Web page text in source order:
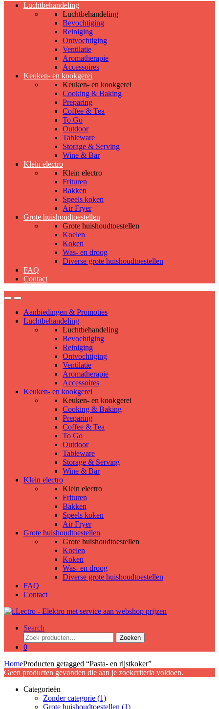
Luchtbehandeling
Luchtbehandeling
Bevochtiging
Reiniging
Ontvochtiging
Ventilatie
Aromatherapie
Accessoires
Keuken- en kookgerei
Keuken- en kookgerei
Cooking & Baking
Preparing
Coffee & Tea
To Go
Outdoor
Tableware
Storage & Serving
Wine & Bar
Klein electro
Klein electro
Frituren
Bakken
Speels koken
Air Fryer
Grote huishoudtoestellen
Grote huishoudtoestellen
Koelen
Koken
Was- en droog
Diverse grote huishoudtoestellen
FAQ
Contact
Aanbiedingen & Promoties
Luchtbehandeling
Luchtbehandeling
Bevochtiging
Reiniging
Ontvochtiging
Ventilatie
Aromatherapie
Accessoires
Keuken- en kookgerei
Keuken- en kookgerei
Cooking & Baking
Preparing
Coffee & Tea
To Go
Outdoor
Tableware
Storage & Serving
Wine & Bar
Klein electro
Klein electro
Frituren
Bakken
Speels koken
Air Fryer
Grote huishoudtoestellen
Grote huishoudtoestellen
Koelen
Koken
Was- en droog
Diverse grote huishoudtoestellen
FAQ
Contact
Search
Zoeken
naar:
Zoeken
0
HomeProducten getagged “Pasta- en rijstkoker”
Geen producten gevonden die aan je zoekcriteria voldoen.
Categorieën
Zonder categorie (1)
Grote huishoudtoestellen (1)